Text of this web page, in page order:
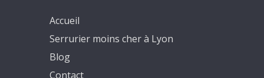
Accueil
Serrurier moins cher à Lyon
Blog
Contact